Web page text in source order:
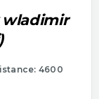
wladimir
4600